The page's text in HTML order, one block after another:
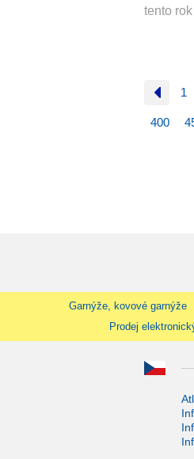
tento rok
1
400
Garnýže, kovové garnýže
Prodej